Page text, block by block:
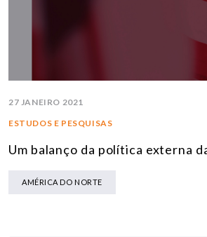
27 JANEIRO 2021
ESTUDOS E PESQUISAS
Um balanço da política externa
AMÉRICA DO NORTE